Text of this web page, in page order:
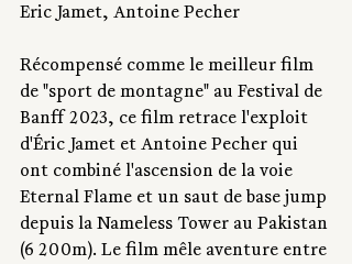
Eric Jamet, Antoine Pecher
Récompensé comme le meilleur film
de "sport de montagne" au Festival de
Banff 2023, ce film retrace l'exploit
d'Éric Jamet et Antoine Pecher qui
ont combiné l'ascension de la voie
Eternal Flame et un saut de base jump
depuis la Nameless Tower au Pakistan
(6 200m). Le film mêle aventure entre